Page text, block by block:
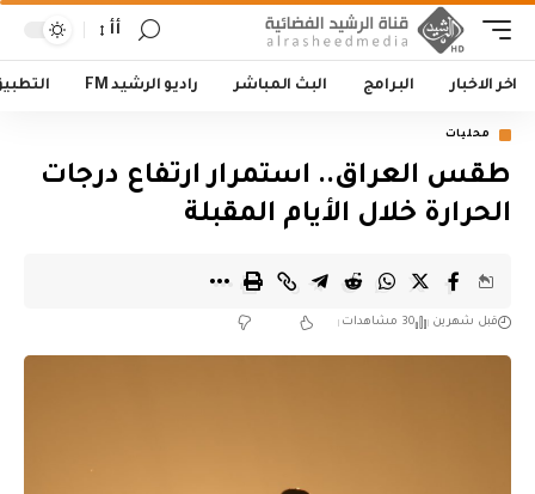
أأ
اخر الاخبار البرامج البث المباشر راديو الرشيد FM
محليات
طقس العراق.. استمرار ارتفاع درجات
الحرارة خلال الأيام المقبلة
قبل شهرين 30 مشاهدات